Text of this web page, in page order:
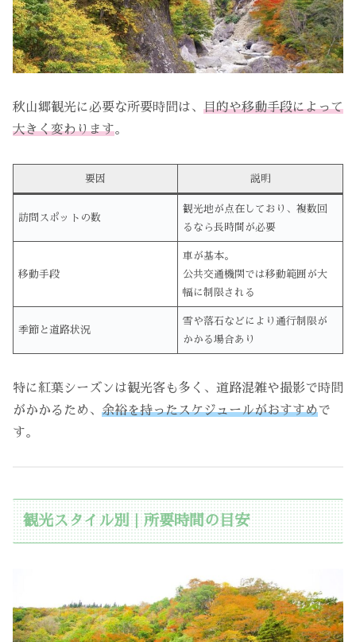
秋山郷観光に必要な所要時間は、 目的や移動手段によって
大きく変わります。
要因 説明
訪問スポットの数
観光地が点在しており、複数回
るなら長時間が必要
移動手段
車が基本。
公共交通機関では移動範囲が大
幅に制限される
季節と道路状況
雪や落石などにより通行制限が
かかる場合あり
特に紅葉シーズンは観光客も多く、道路混雑や撮影で時間
がかかるため、 余裕を持ったスケジュールがおすすめで
す。
観光スタイル別｜所要時間の目安